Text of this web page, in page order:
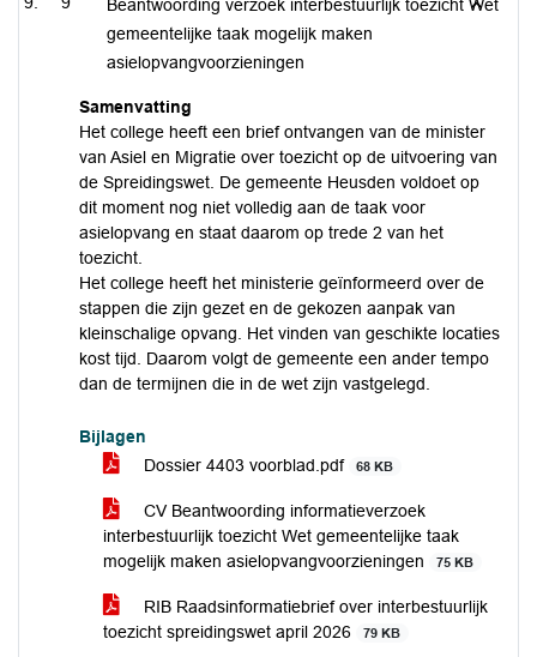
Beantwoording verzoek interbestuurlijk toezicht Wet
gemeentelijke taak mogelijk maken
asielopvangvoorzieningen
Samenvatting
Het college heeft een brief ontvangen van de minister
van Asiel en Migratie over toezicht op de uitvoering van
de Spreidingswet. De gemeente Heusden voldoet op
dit moment nog niet volledig aan de taak voor
asielopvang en staat daarom op trede 2 van het
toezicht.
Het college heeft het ministerie geïnformeerd over de
stappen die zijn gezet en de gekozen aanpak van
kleinschalige opvang. Het vinden van geschikte locaties
kost tijd. Daarom volgt de gemeente een ander tempo
dan de termijnen die in de wet zijn vastgelegd.
Bijlagen
Dossier 4403 voorblad.pdf
68 KB
CV Beantwoording informatieverzoek
interbestuurlijk toezicht Wet gemeentelijke taak
mogelijk maken asielopvangvoorzieningen
75 KB
RIB Raadsinformatiebrief over interbestuurlijk
toezicht spreidingswet april 2026
79 KB